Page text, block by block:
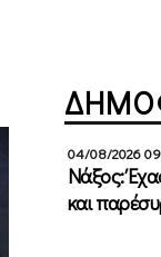
04/08/2026
Νάξος:
και